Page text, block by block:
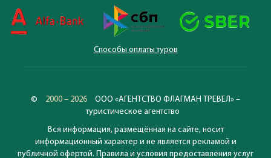
Способы оплаты туров
© 2000 – 2026
ООО «АГЕНТСТВО ФЛАГМАН ТРЕВЕЛ» –
туристическое агентство
Вся информация, размещённая на сайте, носит
информационный характер и не является рекламой и
публичной офертой. Правила и условия предоставления услуг